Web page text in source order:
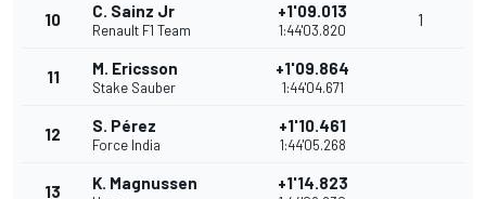
10 C. Sainz Jr
Renault F1 Team
+1'09.013
1:44'03.820
1
11 M. Ericsson
Stake Sauber
+1'09.864
1:44'04.671
12 S. Pérez
Force India
+1'10.461
1:44'05.268
13 K. Magnussen +1'14.823